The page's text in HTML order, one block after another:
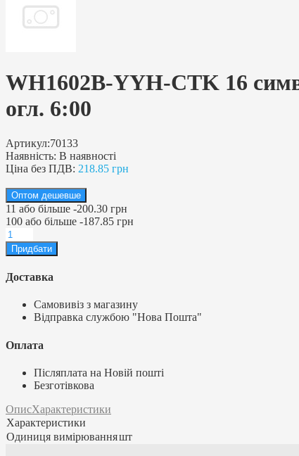
WH1602B-YYH-CTK 16 симв
огл. 6:00
Артикул:70133
Наявність: В наявності
Ціна без ПДВ: 218.85 грн
Оптом дешевше
11 або більше -200.30 грн
100 або більше -187.85 грн
Доставка
Самовивіз з магазину
Відправка службою "Нова Пошта"
Оплата
Післяплата на Новій пошті
Безготівкова
ОписХарактеристики
Характеристики
Одиниця вимірюванняшт